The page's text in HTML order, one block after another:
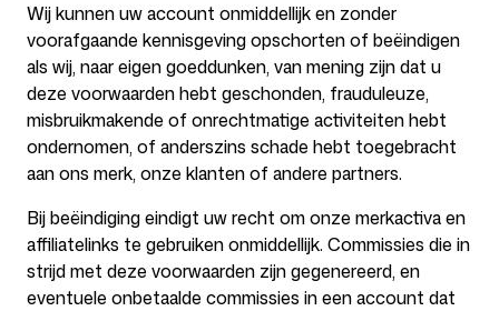
Wij kunnen uw account onmiddellijk en zonder
voorafgaande kennisgeving opschorten of beëindigen
als wij, naar eigen goeddunken, van mening zijn dat u
deze voorwaarden hebt geschonden, frauduleuze,
misbruikmakende of onrechtmatige activiteiten hebt
ondernomen, of anderszins schade hebt toegebracht
aan ons merk, onze klanten of andere partners.
Bij beëindiging eindigt uw recht om onze merkactiva en
affiliatelinks te gebruiken onmiddellijk. Commissies die in
strijd met deze voorwaarden zijn gegenereerd, en
eventuele onbetaalde commissies in een account dat